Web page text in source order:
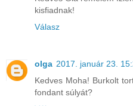
kisfiadnak!
Válasz
olga 2017. január 23.
Kedves Moha! Burkolt
fondant súlyát?